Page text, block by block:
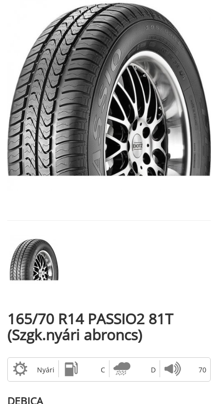
165/70 R14 PASSIO2 81T
(Szgk.nyári abroncs)
Nyári C D 70
DEBICA